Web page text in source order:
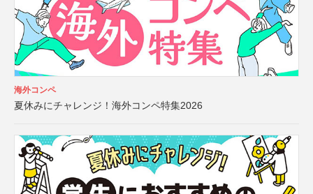
海外コンペ
夏休みにチャレンジ！海外コンペ特集2026